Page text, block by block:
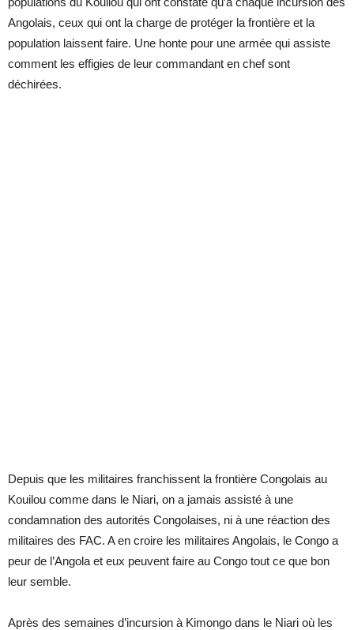
Angolais, ceux qui ont la charge de protéger la frontière et la
population laissent faire. Une honte pour une armée qui assiste
comment les effigies de leur commandant en chef sont
déchirées.
Depuis que les militaires franchissent la frontière Congolais au
Kouilou comme dans le Niari, on a jamais assisté à une
condamnation des autorités Congolaises, ni à une réaction des
militaires des FAC. A en croire les militaires Angolais, le Congo a
peur de l’Angola et eux peuvent faire au Congo tout ce que bon
leur semble.
Après des semaines d’incursion à Kimongo dans le Niari où les